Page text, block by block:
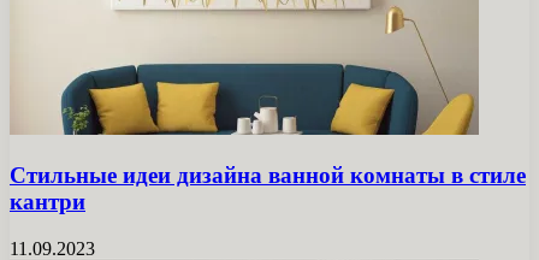
Стильные идеи дизайна ванной комнаты в стиле
кантри
11.09.2023